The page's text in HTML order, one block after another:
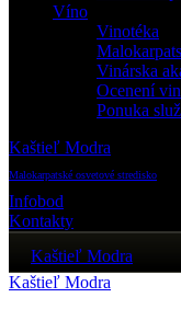
Víno
Vinotéka
Vinárska
Ocenení
Ponuka
Kaštieľ Modra
Malokarpatské osvetové stredisko
Infobod
Kontakty
Kaštieľ Modra
Kaštieľ Modra